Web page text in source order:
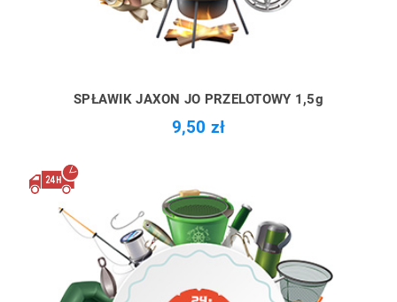
SPŁAWIK JAXON JO PRZELOTOWY 1,5g
9,50 zł